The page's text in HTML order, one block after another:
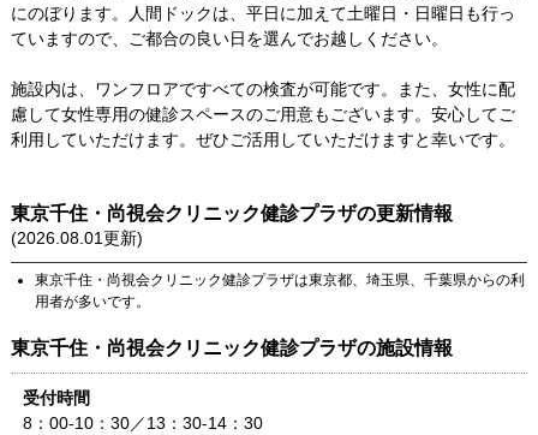
にのぼります。人間ドックは、平日に加えて土曜日・日曜日も行っ
ていますので、ご都合の良い日を選んでお越しください。
施設内は、ワンフロアですべての検査が可能です。また、女性に配
慮して女性専用の健診スペースのご用意もございます。安心してご
利用していただけます。ぜひご活用していただけますと幸いです。
東京千住・尚視会クリニック健診プラザの更新情報
(2026.08.01更新)
東京千住・尚視会クリニック健診プラザは東京都、 埼玉県、 千葉県からの利
用者が多いです。
東京千住・尚視会クリニック健診プラザの施設情報
受付時間
8：00-10：30／13：30-14：30